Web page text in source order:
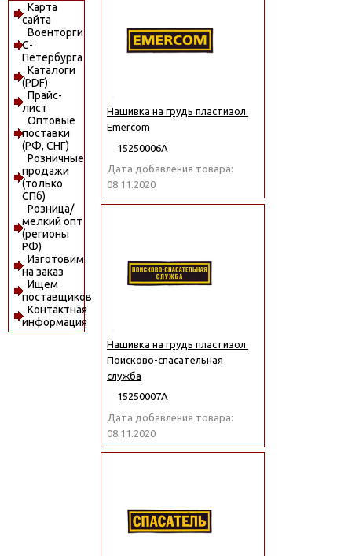
Карта
сайта
Военторги
С-
Петербурга
Каталоги
(PDF)
Прайс-
лист
Оптовые
поставки
(РФ, СНГ)
Розничные
продажи
(только
СПб)
Розница/
мелкий опт
(регионы
РФ)
Изготовим
на заказ
Ищем
поставщиков
Контактная
информация
Нашивка на грудь пластизол.
Emercom
15250006А
Дата добавления товара:
08.11.2020
Нашивка на грудь пластизол.
Поисково-спасательная
служба
15250007А
Дата добавления товара:
08.11.2020